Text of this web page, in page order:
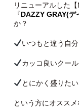
リニューアルした
『DAZZY GRAY(デ
か？
いつもと違う自
カッコ良いクー
とにかく盛りたい
という方にオスス